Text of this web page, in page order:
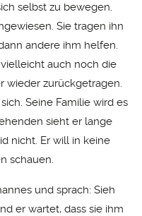
selbst zu bewegen.
Sie tragen ihn
andere ihm helfen.
auch noch die
wieder zurückgetragen.
Seine Familie wird es
sieht er lange
nicht. Er will in keine
schauen.
und sprach: Sieh
er wartet, dass sie ihm